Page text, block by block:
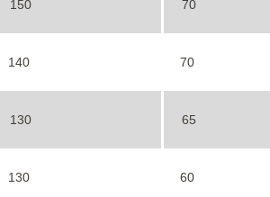
150
70
140
70
130
65
130
60